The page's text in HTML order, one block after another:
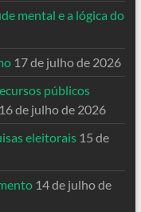
mental e a lógica do
17 de julho de 2026
públicos
16 de julho de 2026
eleitorais 15 de
14 de julho de